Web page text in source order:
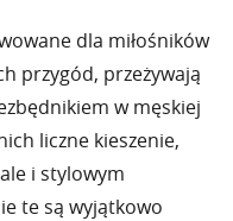
dla miłośników
przygód, przeżywają
w męskiej
liczne kieszenie,
i stylowym
te są wyjątkowo